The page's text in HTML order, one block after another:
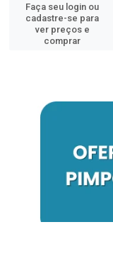
Faça seu login ou
cadastre-se para
ver preços e
comprar